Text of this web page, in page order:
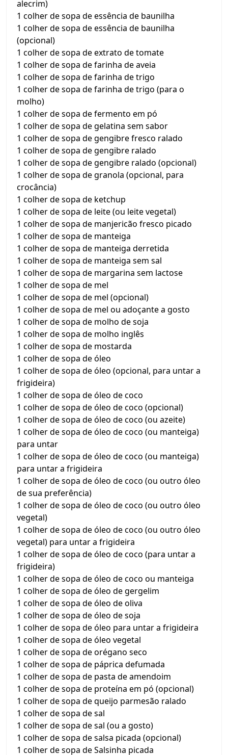
alecrim)
1 colher de sopa de essência de baunilha
1 colher de sopa de essência de baunilha
(opcional)
1 colher de sopa de extrato de tomate
1 colher de sopa de farinha de aveia
1 colher de sopa de farinha de trigo
1 colher de sopa de farinha de trigo (para o
molho)
1 colher de sopa de fermento em pó
1 colher de sopa de gelatina sem sabor
1 colher de sopa de gengibre fresco ralado
1 colher de sopa de gengibre ralado
1 colher de sopa de gengibre ralado (opcional)
1 colher de sopa de granola (opcional, para
crocância)
1 colher de sopa de ketchup
1 colher de sopa de leite (ou leite vegetal)
1 colher de sopa de manjericão fresco picado
1 colher de sopa de manteiga
1 colher de sopa de manteiga derretida
1 colher de sopa de manteiga sem sal
1 colher de sopa de margarina sem lactose
1 colher de sopa de mel
1 colher de sopa de mel (opcional)
1 colher de sopa de mel ou adoçante a gosto
1 colher de sopa de molho de soja
1 colher de sopa de molho inglês
1 colher de sopa de mostarda
1 colher de sopa de óleo
1 colher de sopa de óleo (opcional, para untar a
frigideira)
1 colher de sopa de óleo de coco
1 colher de sopa de óleo de coco (opcional)
1 colher de sopa de óleo de coco (ou azeite)
1 colher de sopa de óleo de coco (ou manteiga)
para untar
1 colher de sopa de óleo de coco (ou manteiga)
para untar a frigideira
1 colher de sopa de óleo de coco (ou outro óleo
de sua preferência)
1 colher de sopa de óleo de coco (ou outro óleo
vegetal)
1 colher de sopa de óleo de coco (ou outro óleo
vegetal) para untar a frigideira
1 colher de sopa de óleo de coco (para untar a
frigideira)
1 colher de sopa de óleo de coco ou manteiga
1 colher de sopa de óleo de gergelim
1 colher de sopa de óleo de oliva
1 colher de sopa de óleo de soja
1 colher de sopa de óleo para untar a frigideira
1 colher de sopa de óleo vegetal
1 colher de sopa de orégano seco
1 colher de sopa de páprica defumada
1 colher de sopa de pasta de amendoim
1 colher de sopa de proteína em pó (opcional)
1 colher de sopa de queijo parmesão ralado
1 colher de sopa de sal
1 colher de sopa de sal (ou a gosto)
1 colher de sopa de salsa picada (opcional)
1 colher de sopa de Salsinha picada